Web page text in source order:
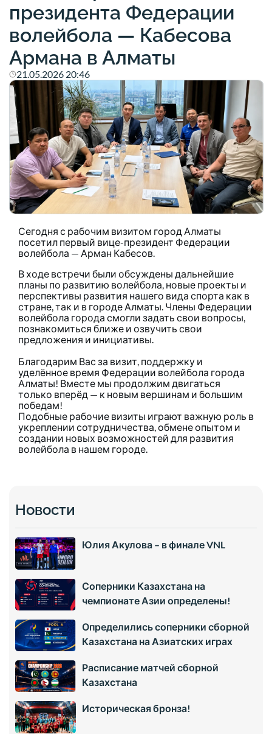
президента Федерации
волейбола — Кабесова
Армана в Алматы
21.05.2026 20:46
Сегодня с рабочим визитом город Алматы
посетил первый вице-президент Федерации
волейбола — Арман Кабесов.
В ходе встречи были обсуждены дальнейшие
планы по развитию волейбола, новые проекты и
перспективы развития нашего вида спорта как в
стране, так и в городе Алматы. Члены Федерации
волейбола города смогли задать свои вопросы,
познакомиться ближе и озвучить свои
предложения и инициативы.
Благодарим Вас за визит, поддержку и
уделённое время Федерации волейбола города
Алматы! Вместе мы продолжим двигаться
только вперёд — к новым вершинам и большим
победам!
Подобные рабочие визиты играют важную роль в
укреплении сотрудничества, обмене опытом и
создании новых возможностей для развития
волейбола в нашем городе.
Новости
Юлия Акулова – в финале VNL
Соперники Казахстана на
чемпионате Азии определены!
Определились соперники сборной
Казахстана на Азиатских играх
Расписание матчей сборной
Казахстана
Историческая бронза!